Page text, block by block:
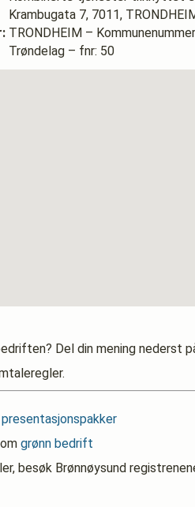
Krambugata 7, 7011,
TRONDHEIM –
Trøndelag – fnr: 50
Del din mening nederst
grønn bedrift
besøk Brønnøysund